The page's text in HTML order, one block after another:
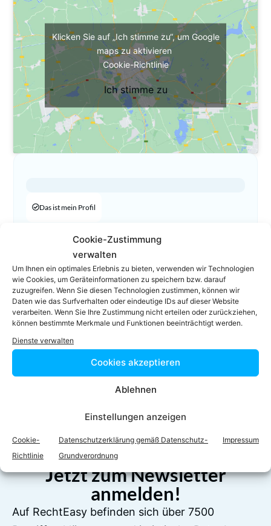
Cookie-Zustimmung
verwalten
Um Ihnen ein optimales Erlebnis zu bieten, verwenden wir Technologien
wie Cookies, um Geräteinformationen zu speichern bzw. darauf
zuzugreifen. Wenn Sie diesen Technologien zustimmen, können wir
Daten wie das Surfverhalten oder eindeutige IDs auf dieser Website
verarbeiten. Wenn Sie Ihre Zustimmung nicht erteilen oder zurückziehen,
können bestimmte Merkmale und Funktionen beeinträchtigt werden.
Dienste verwalten
Cookies akzeptieren
Ablehnen
Einstellungen anzeigen
Cookie-
Richtlinie
Datenschutzerklärung gemäß Datenschutz-
Grundverordnung
Impressum
Klicken Sie auf „Ich stimme zu“, um Google
maps zu aktivieren
Cookie-Richtlinie
Ich stimme zu
Das ist mein Profil
handl@chg.at
Homepage
Facebook Twitter
LinkedIn WhatsApp
Jetzt zum Newsletter
anmelden!
Auf RechtEasy befinden sich über 7500